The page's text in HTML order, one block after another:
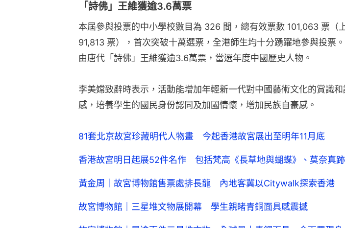
「詩佛」王維獲逾3.6萬票
本屆參與投票的中小學校數目為 326 間，總有效票數 101,063 票（
91,813 票），首次突破十萬選票，全港師生均十分踴躍地參與投票。
由唐代「詩佛」王維獲逾3.6萬票，當選年度中國歷史人物。
李美嫦致辭時表示，活動能增加年輕新一代對中國藝術文化的賞識和
感，培養學生的國民身份認同及加國情懷，增加民族自豪感。
81套北京故宮珍藏明代人物畫 今起香港故宮展出至明年11月底
香港故宮明日起展52件名作 包括梵高《長草地與蝴蝶》、莫奈真跡
黃金周｜故宮博物館售票處排長龍 內地客冀以Citywalk探索香港
故宮博物館｜三星堆文物展開幕 學生親睹青銅面具感震撼